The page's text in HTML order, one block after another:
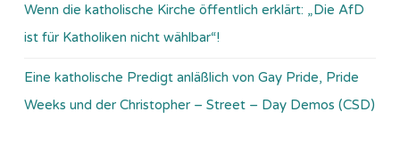
Wenn die katholische Kirche öffentlich erklärt: „Die AfD
ist für Katholiken nicht wählbar“!
Eine katholische Predigt anläßlich von Gay Pride, Pride
Weeks und der Christopher – Street – Day Demos (CSD)